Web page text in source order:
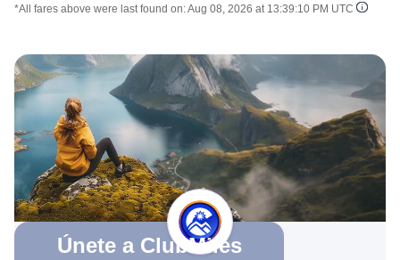
*All fares above were last found on:Aug 08, 2026 at 13:39:10 PM UTC
Únete a ClubMiles